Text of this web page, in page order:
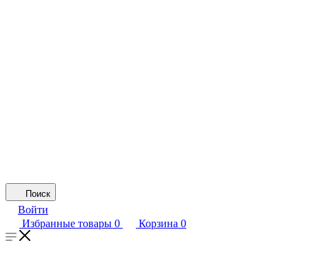
Поиск
Войти
Избранные товары 0 Корзина 0